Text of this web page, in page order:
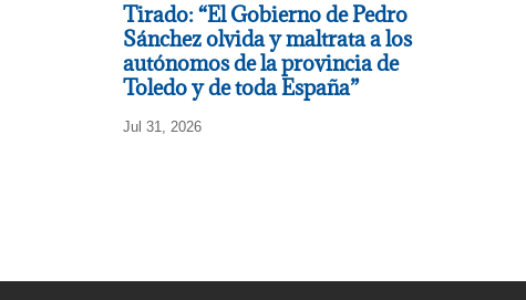
Tirado: “El Gobierno de Pedro
Sánchez olvida y maltrata a los
autónomos de la provincia de
Toledo y de toda España”
Jul 31, 2026